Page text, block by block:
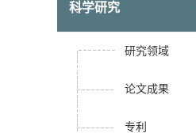
科学研究
研究领域
论文成果
专利